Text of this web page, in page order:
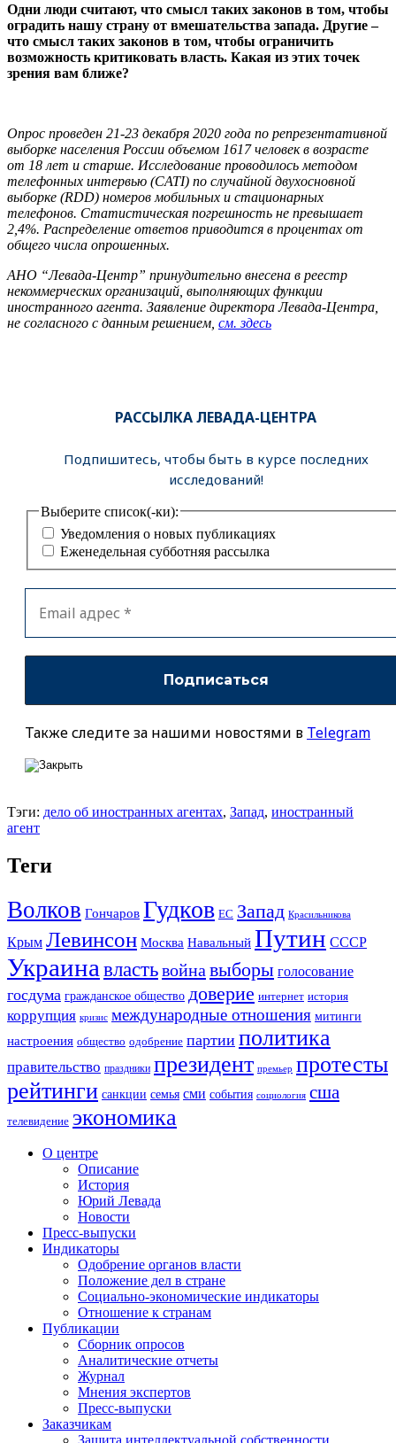
Одни люди считают, что смысл таких законов в том, чтобы
оградить нашу страну от вмешательства запада. Другие –
что смысл таких законов в том, чтобы ограничить
возможность критиковать власть. Какая из этих точек
зрения вам ближе?
Опрос проведен 21-23 декабря 2020 года по репрезентативной
выборке населения России объемом 1617 человек в возрасте
от 18 лет и старше. Исследование проводилось методом
телефонных интервью (CATI) по случайной двухосновной
выборке (RDD) номеров мобильных и стационарных
телефонов. Статистическая погрешность не превышает
2,4%. Распределение ответов приводится в процентах от
общего числа опрошенных.
АНО “Левада-Центр” принудительно внесена в реестр
некоммерческих организаций, выполняющих функции
иностранного агента. Заявление директора Левада-Центра,
не согласного с данным решением, см. здесь
РАССЫЛКА ЛЕВАДА-ЦЕНТРА
Подпишитесь, чтобы быть в курсе последних
исследований!
Выберите список(-ки):
Уведомления о новых публикациях
Еженедельная субботняя рассылка
Также следите за нашими новостями в Telegram
Тэги: дело об иностранных агентах, Запад, иностранный
агент
Теги
Волков Гончаров Гудков ЕС Запад Красильникова
Крым Левинсон Москва Навальный Путин СССР
Украина властьвойна выборы голосование
госдума гражданское общество доверие интернет история
коррупция кризис международные отношения митинги
настроения общество одобрение партии политика
правительство праздники президент премьер протесты
рейтинги санкции семья сми события социология сша
телевидение экономика
О центре
Описание
История
Юрий Левада
Новости
Пресс-выпуски
Индикаторы
Одобрение органов власти
Положение дел в стране
Социально-экономические индикаторы
Отношение к странам
Публикации
Сборник опросов
Аналитические отчеты
Журнал
Мнения экспертов
Пресс-выпуски
Заказчикам
Защита интеллектуальной собственности